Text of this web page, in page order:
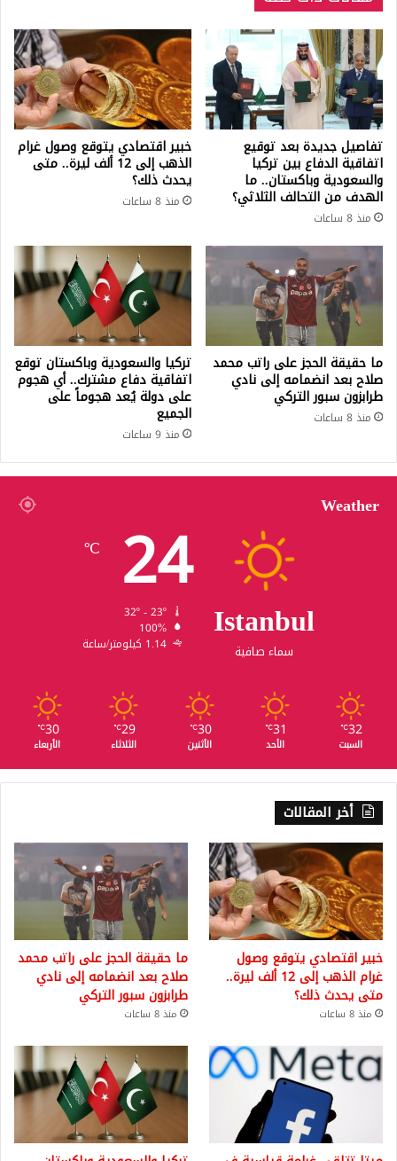
تفاصيل جديدة بعد توقيع
اتفاقية الدفاع بين تركيا
والسعودية وباكستان.. ما
الهدف من التحالف الثلاثي؟
منذ 8 ساعات
خبير اقتصادي يتوقع وصول غرام
الذهب إلى 12 ألف ليرة.. متى
يحدث ذلك؟
منذ 8 ساعات
ما حقيقة الحجز على راتب محمد
صلاح بعد انضمامه إلى نادي
طرابزون سبور التركي
منذ 8 ساعات
تركيا والسعودية وباكستان توقع
اتفاقية دفاع مشترك.. أي هجوم
على دولة يُعد هجوماً على
الجميع
منذ 9 ساعات
Weather
Istanbul
سماء صافية
24
℃
100%
1.14 كيلومتر/ساعة
32
℃
السبت
31
℃
الأحد
30
℃
الأثنين
29
℃
الثلاثاء
30
℃
الأربعاء
أخر المقالات
خبير اقتصادي يتوقع وصول
غرام الذهب إلى 12 ألف ليرة..
متى يحدث ذلك؟
منذ 8 ساعات
ما حقيقة الحجز على راتب محمد
صلاح بعد انضمامه إلى نادي
طرابزون سبور التركي
منذ 8 ساعات